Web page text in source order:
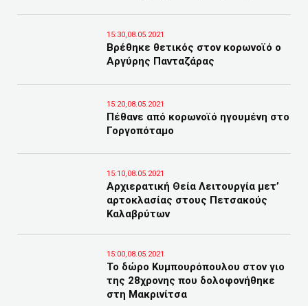
15:30,08.05.2021
Βρέθηκε θετικός στον κορωνοϊό ο
Αργύρης Πανταζάρας
15:20,08.05.2021
Πέθανε από κορωνοϊό ηγουμένη στο
Γοργοπόταμο
15:10,08.05.2021
Αρχιερατική Θεία Λειτουργία μετ’
αρτοκλασίας στους Πετσακούς
Καλαβρύτων
15:00,08.05.2021
Το δώρο Κυμπουρόπουλου στον γιο
της 28χρονης που δολοφονήθηκε
στη Μακρινίτσα